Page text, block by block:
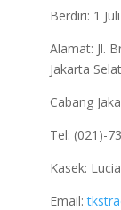
Berdiri: 1
Alamat: Jl.
Jakarta
Cabang
Tel: (021)-
Kasek:
Email: